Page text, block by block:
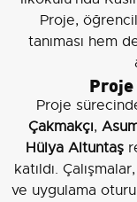
Proje,
tanıması hem
Proje
Proje
Çakmakçı,
Hülya Altuntaş
katıldı.
ve uygulama